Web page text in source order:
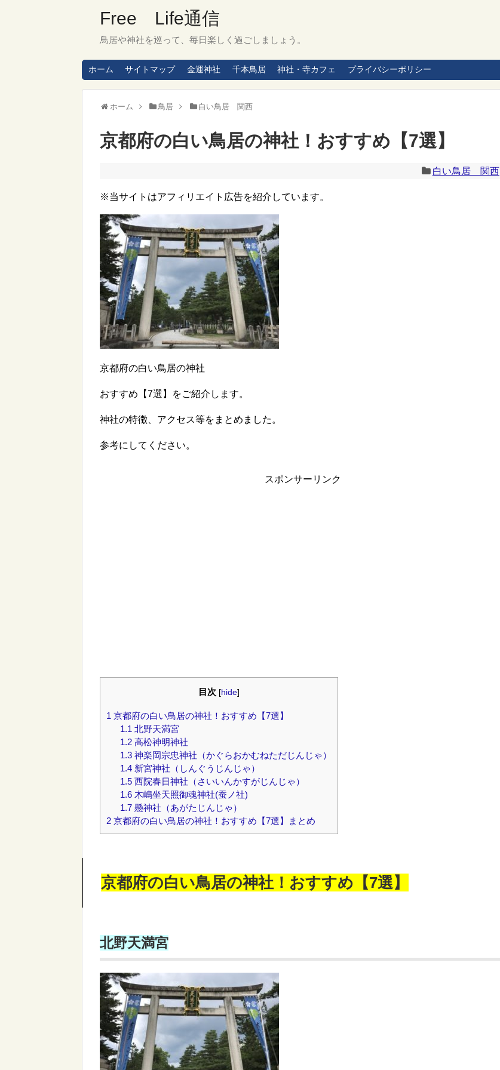
Free Life通信
鳥居や神社を巡って、毎日楽しく過ごしましょう。
ホーム サイトマップ 金運神社 千本鳥居 神社・寺カフェ プライバシーポリシー
ホーム 鳥居 白い鳥居 関西
京都府の白い鳥居の神社！おすすめ【7選】
白い鳥居 関西
※当サイトはアフィリエイト広告を紹介しています。
京都府の白い鳥居の神社
おすすめ【7選】をご紹介します。
神社の特徴、アクセス等をまとめました。
参考にしてください。
スポンサーリンク
目次 [hide]
1 京都府の白い鳥居の神社！おすすめ【7選】
1.1 北野天満宮
1.2高松神明神社
1.3神楽岡宗忠神社（かぐらおかむねただじんじゃ）
1.4新宮神社（しんぐうじんじゃ）
1.5西院春日神社（さいいんかすがじんじゃ）
1.6木嶋坐天照御魂神社(蚕ノ社)
1.7懸神社（あがたじんじゃ）
2 京都府の白い鳥居の神社！おすすめ【7選】まとめ
京都府の白い鳥居の神社！おすすめ【7選】
北野天満宮